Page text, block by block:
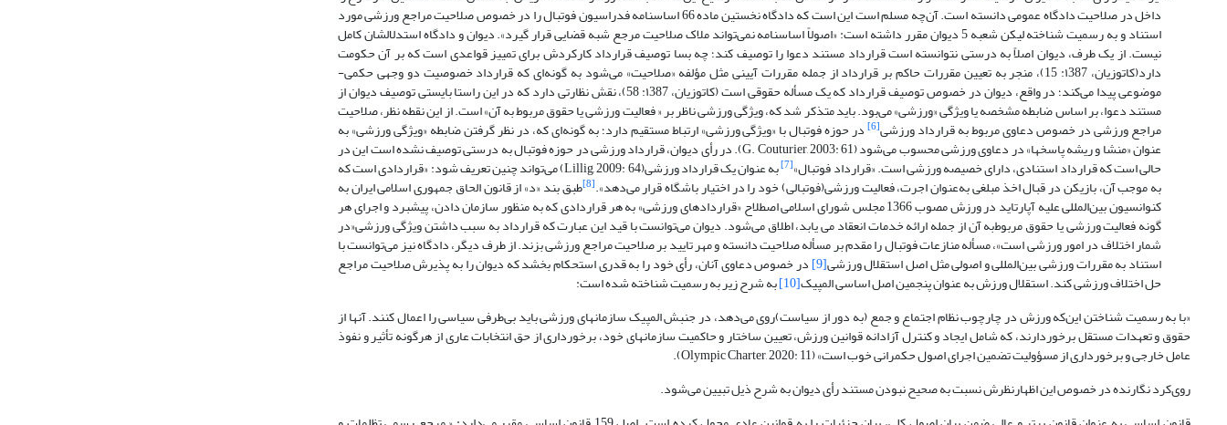
داخل در صلاحیت دادگاه عمومی دانسته است. آن‌چه مسلم است این است که دادگاه نخستین ماده 66 اساسنامه فدراسیون فوتبال را در خصوص صلاحیت مراجع ورزشی مورد
استناد و به رسمیت شناخته لیکن شعبه 5 دیوان مقرر داشته است: «اصولاً اساسنامه نمی‌تواند ملاک صلاحیت مرجع شبه قضایی قرار گیرد». دیوان و دادگاه استدلالشان کامل
نیست. از یک طرف، دیوان اصلاً به درستی نتوانسته است قرارداد مستند دعوا را توصیف کند؛ چه بسا توصیف قرارداد کارکردش برای تمییز قواعدی است که بر آن حکومت
دارد(کاتوزیان، ۱387: 15)، منجر به تعیین مقررات حاکم بر قرارداد از جمله مقررات آیینی مثل مؤلفه «صلاحیت» می‌شود به گونه‌ای که قرارداد خصوصیت دو وجهی حکمی-
موضوعی پیدا می‌کند؛ در واقع، دیوان در خصوص توصیف قرارداد که یک مسأله حقوقی است (کاتوزیان، ۱387: 58)، نقش نظارتی دارد که در این راستا بایستی توصیف دیوان از
مستند دعوا، بر اساس ضابطه مشخصه یا ویژگی «ورزشی» می‌بود. باید متذکر شد که، ویژگی ورزشی ناظر بر « فعالیت ورزشی یا حقوق مربوط ‌به آن» است. از این نقطه نظر، صلاحیت
مراجع ورزشی در خصوص دعاوی مربوط به قرارداد ورزشی[6] در حوزه فوتبال با «ویژگی ورزشی» ارتباط مستقیم دارد؛ به گونه‌ای که، در نظر گرفتن ضابطه «ویژگی ورزشی» به
عنوان «منشا و ریشه پاسخها» در دعاوی ورزشی محسوب می‌شود (G. Couturier, 2003: 61). در رأی دیوان، قرارداد ورزشی در حوزه فوتبال به درستی توصیف نشده است این در
حالی است که قرارداد استنادی، دارای خصیصه ورزشی است. «قرارداد فوتبال»[7] به عنوان یک قرارداد ورزشی(Lillig, 2009: 64) می‌تواند چنین تعریف شود: «قراردادی است که
به موجب آن، بازیکن در قبال اخذ مبلغی به‌عنوان اجرت، فعالیت ورزشی(فوتبالی) خود را در اختیار باشگاه قرار می‌دهد».[8] طبق بند «د» از قانون الحاق جمهوری اسلامی ایران به
کنوانسیون بین‌المللی علیه آپارتاید در ورزش مصوب 1366 مجلس شورای اسلامی اصطلاح «‌قراردادهای ورزشی» به هر قراردادی که به منظور سازمان دادن، پیشبرد و اجرای هر
گونه فعالیت ورزشی یا حقوق مربوط‌به آن از جمله ارائه خدمات انعقاد می یابد، اطلاق می‌شود. دیوان می‌توانست با قید این عبارت که قرارداد به سبب داشتن ویژگی ورزشی«در
شمار اختلاف در امور ورزشی است»، مسأله منازعات فوتبال را مقدم بر مسأله صلاحیت دانسته و مهر تایید بر صلاحیت مراجع ورزشی بزند. از طرف دیگر، دادگاه نیز می‌توانست با
استناد به مقررات ورزشی بین‌المللی و اصولی مثل اصل استقلال ورزشی[9] در خصوص دعاوی آنان، رأی خود را به قدری استحکام بخشد که دیوان را به پذیرش صلاحیت مراجع
حل اختلاف ورزشی کند. استقلال ورزش به عنوان پنجمین اصل اساسی المپیک[10]
به شرح زیر به رسمیت شناخته شده است:
«با به رسمیت شناختن این‌که ورزش در چارچوب نظام اجتماع و جمع (به دور از سیاست)روی می‌دهد، در جنبش المپیک سازمانهای ورزشی باید بی‌طرفی سیاسی را اعمال کنند. آنها از
حقوق و تعهدات مستقل برخوردارند، که شامل ایجاد و کنترل آزادانه قوانین ورزش، تعیین ساختار و حاکمیت سازمانهای خود، برخورداری از حق انتخابات عاری از هرگونه تأثیر و نفوذ
عامل خارجی و برخورداری از مسؤولیت تضمین اجرای اصول حکمرانی خوب است» (Olympic Charter, 2020: 11).
روی‌کرد نگارنده در خصوص این اظهارنظرش نسبت به صحیح نبودن مستند رأی دیوان به شرح ذیل تبیین می‌شود.